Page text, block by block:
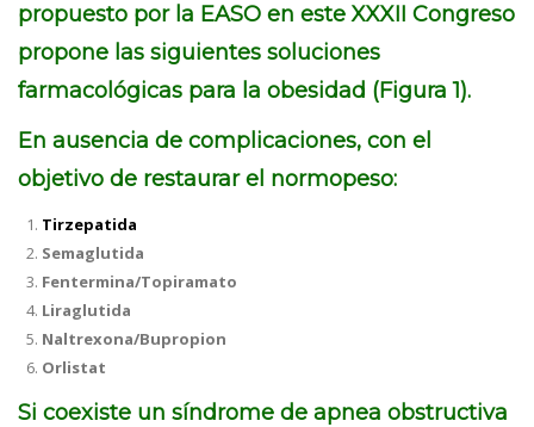
propuesto por la EASO en este XXXII Congreso
propone las siguientes soluciones
farmacológicas para la obesidad (Figura 1).
En ausencia de complicaciones, con el
objetivo de restaurar el normopeso:
Tirzepatida
Semaglutida
Fentermina/Topiramato
Liraglutida
Naltrexona/Bupropion
Orlistat
Si coexiste un síndrome de apnea obstructiva